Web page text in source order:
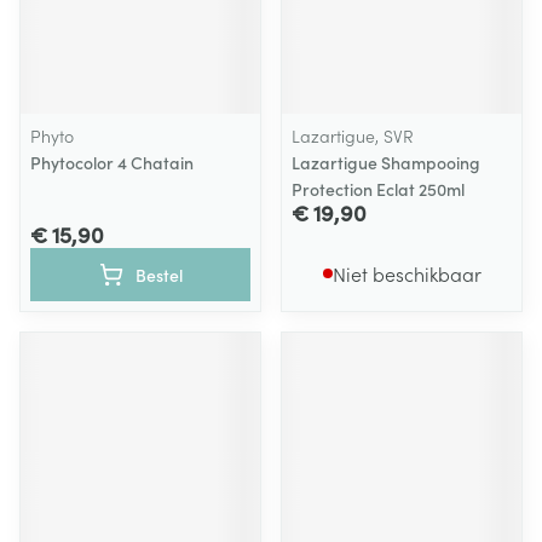
Phyto
Phytocolor 4 Chatain
€ 15,90
Bestel
Lazartigue, SVR
Lazartigue Shampooing
Protection Eclat 250ml
€ 19,90
Niet beschikbaar